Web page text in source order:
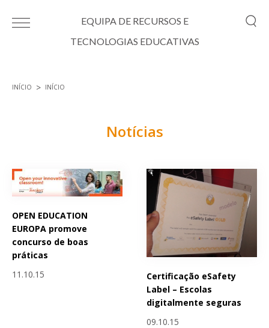
EQUIPA DE RECURSOS E
TECNOLOGIAS EDUCATIVAS
INÍCIO INÍCIO
Notícias
OPEN EDUCATION
EUROPA promove
concurso de boas
práticas
11.10.15
Certificação eSafety
Label – Escolas
digitalmente seguras
09.10.15
Páginas